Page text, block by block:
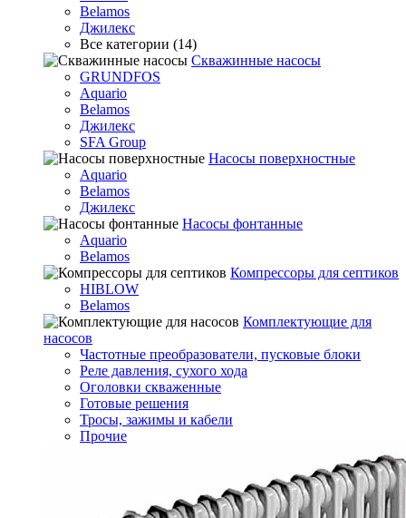
Belamos
Джилекс
Все категории (14)
Скважинные насосы
GRUNDFOS
Aquario
Belamos
Джилекс
SFA Group
Насосы поверхностные
Aquario
Belamos
Джилекс
Насосы фонтанные
Aquario
Belamos
Компрессоры для септиков
HIBLOW
Belamos
Комплектующие для
насосов
Частотные преобразователи, пусковые блоки
Реле давления, сухого хода
Оголовки скваженные
Готовые решения
Тросы, зажимы и кабели
Прочие